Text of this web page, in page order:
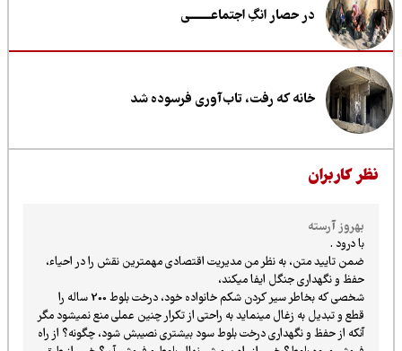
در حصار انگِ اجتماعــــــــی
خانه که رفت، تاب‌آوری فرسوده شد
کاربران
بهروز آرسته
با درود .
ضمن تایید متن، به نظر من مدیریت اقتصادی مهمترین نقش را در احیاء،
حفظ و نگهداری جنگل ایفا میکند،
شخصی که بخاطر سیر کردن شکم خانواده خود، درخت بلوط 200 ساله را
قطع و تبدیل به زغال مینماید به راحتی از تکرار چنین عملی منع نمیشود مگر
آنکه از حفظ و نگهداری درخت بلوط سود بیشتری نصیبش شود، چگونه؟ از راه